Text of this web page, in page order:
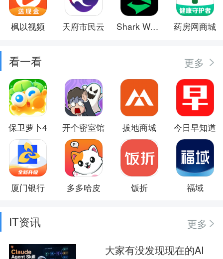
枫以视频 天府市民云 Shark Wear 药房网商城
看一看 更多
保卫萝卜4 开个密室馆 拔地商城 今日早知道
厦门银行 多多哈皮 饭折 福域
IT资讯
更多
大家有没发现现在的AI